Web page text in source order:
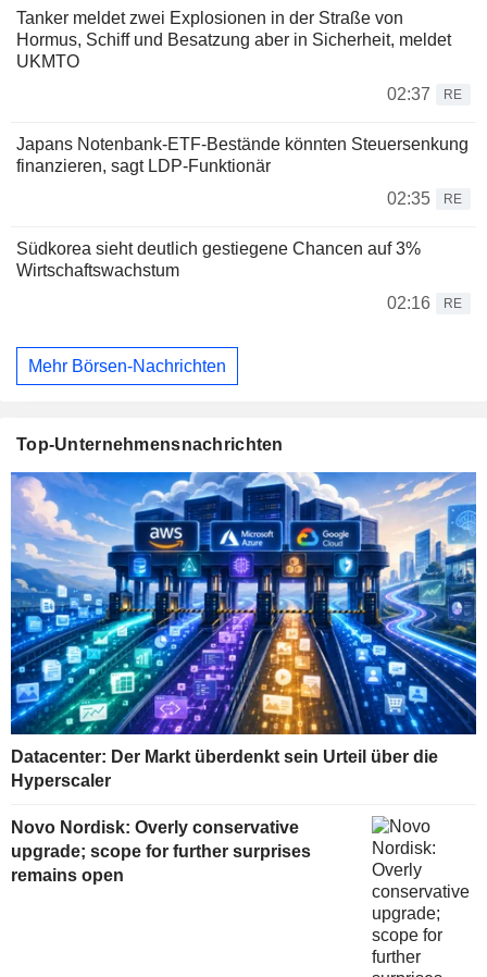
Tanker meldet zwei Explosionen in der Straße von
Hormus, Schiff und Besatzung aber in Sicherheit, meldet
UKMTO
02:37
RE
Japans Notenbank-ETF-Bestände könnten Steuersenkung
finanzieren, sagt LDP-Funktionär
02:35
RE
Südkorea sieht deutlich gestiegene Chancen auf 3%
Wirtschaftswachstum
02:16
RE
Mehr Börsen-Nachrichten
Top-Unternehmensnachrichten
Datacenter: Der Markt überdenkt sein Urteil über die
Hyperscaler
Novo Nordisk: Overly conservative
upgrade; scope for further surprises
remains open